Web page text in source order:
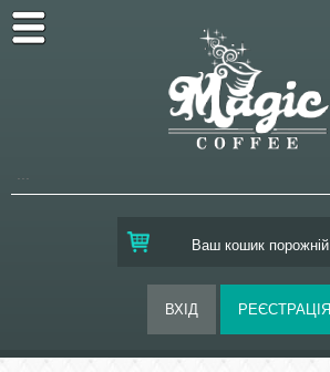
Ваш кошик порожній